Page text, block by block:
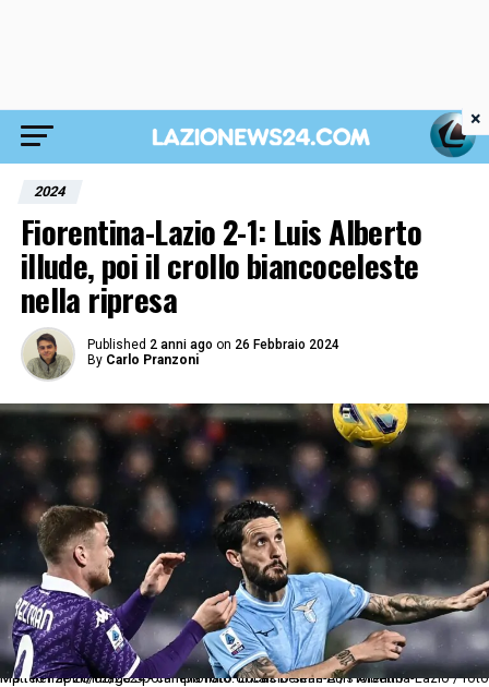
2024
Fiorentina-Lazio 2-1: Luis Alberto
illude, poi il crollo biancoceleste
nella ripresa
Published 2 anni ago on 26 Febbraio 2024
By Carlo Pranzoni
Mp Firenze 26/02/2024 - campionato di calcio serie A / Fiorentina-Lazio / foto Matteo Papini/Image Sport nella foto: Lucas Beltran-Luis Alberto
×